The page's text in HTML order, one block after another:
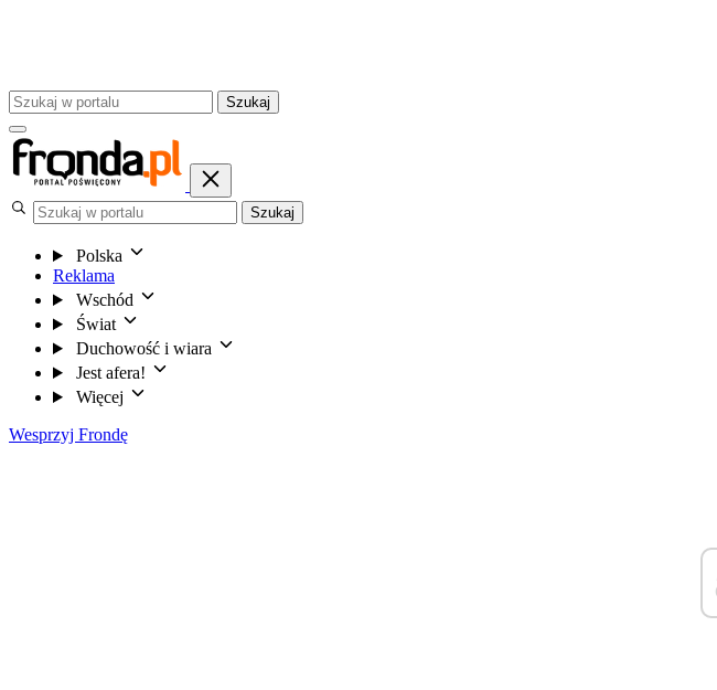
Szukaj
Szukaj
Polska
Reklama
Wschód
Świat
Duchowość i wiara
Jest afera!
Więcej
Wesprzyj Frondę